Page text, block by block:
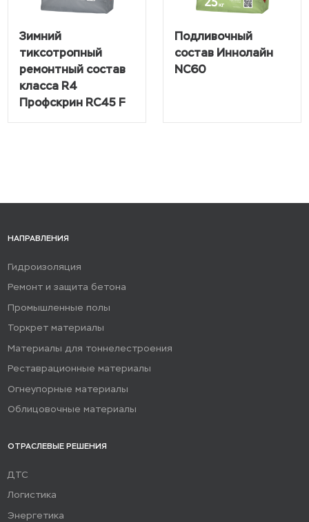
Зимний
тиксотропный
ремонтный состав
класса R4
Профскрин RC45 F
Подливочный
состав Иннолайн
NC60
НАПРАВЛЕНИЯ
Гидроизоляция
Ремонт и защита бетона
Промышленные полы
Торкрет материалы
Материалы для тоннелестроения
Реставрационные материалы
Огнеупорные материалы
Облицовочные материалы
ОТРАСЛЕВЫЕ РЕШЕНИЯ
ДТС
Логистика
Энергетика